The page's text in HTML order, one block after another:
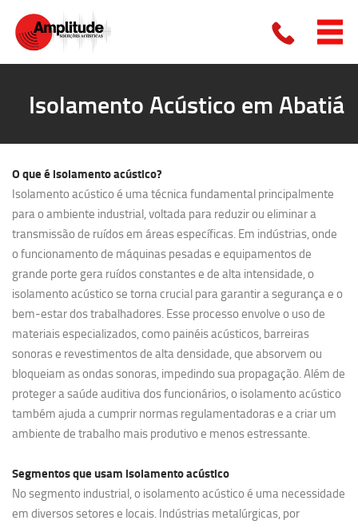
Isolamento Acústico em Abatiá
O que é isolamento acústico?
Isolamento acústico é uma técnica fundamental principalmente
para o ambiente industrial, voltada para reduzir ou eliminar a
transmissão de ruídos em áreas específicas. Em indústrias, onde
o funcionamento de máquinas pesadas e equipamentos de
grande porte gera ruídos constantes e de alta intensidade, o
isolamento acústico se torna crucial para garantir a segurança e o
bem-estar dos trabalhadores. Esse processo envolve o uso de
materiais especializados, como painéis acústicos, barreiras
sonoras e revestimentos de alta densidade, que absorvem ou
bloqueiam as ondas sonoras, impedindo sua propagação. Além de
proteger a saúde auditiva dos funcionários, o isolamento acústico
também ajuda a cumprir normas regulamentadoras e a criar um
ambiente de trabalho mais produtivo e menos estressante.
Segmentos que usam isolamento acústico
No segmento industrial, o isolamento acústico é uma necessidade
em diversos setores e locais. Indústrias metalúrgicas, por